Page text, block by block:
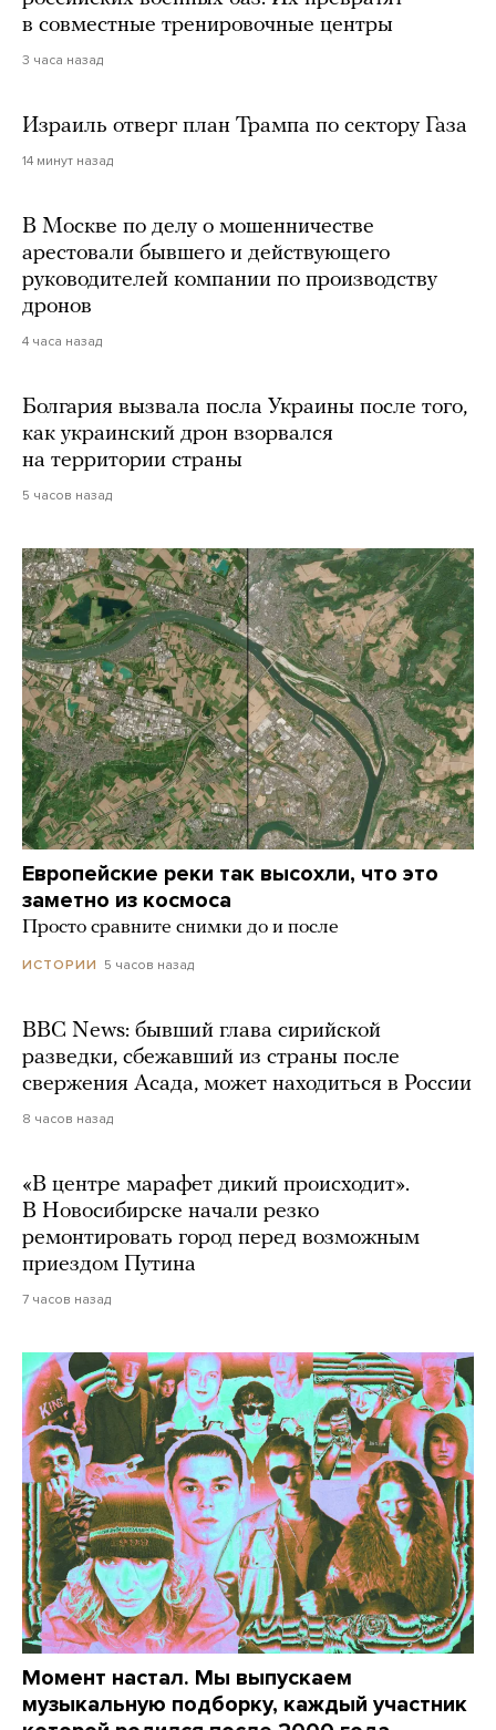
в совместные тренировочные центры
3 часа назад
Израиль отверг план Трампа по сектору Газа
14 минут назад
В Москве по делу о мошенничестве
арестовали бывшего и действующего
руководителей компании по производству
дронов
4 часа назад
Болгария вызвала посла Украины после того,
как украинский дрон взорвался
на территории страны
5 часов назад
Европейские реки так высохли, что это
заметно из космоса
Просто сравните снимки до и после
ИСТОРИИ 5 часов назад
BBC News: бывший глава сирийской
разведки, сбежавший из страны после
свержения Асада, может находиться в России
8 часов назад
«В центре марафет дикий происходит».
В Новосибирске начали резко
ремонтировать город перед возможным
приездом Путина
7 часов назад
Момент настал. Мы выпускаем
музыкальную подборку, каждый участник